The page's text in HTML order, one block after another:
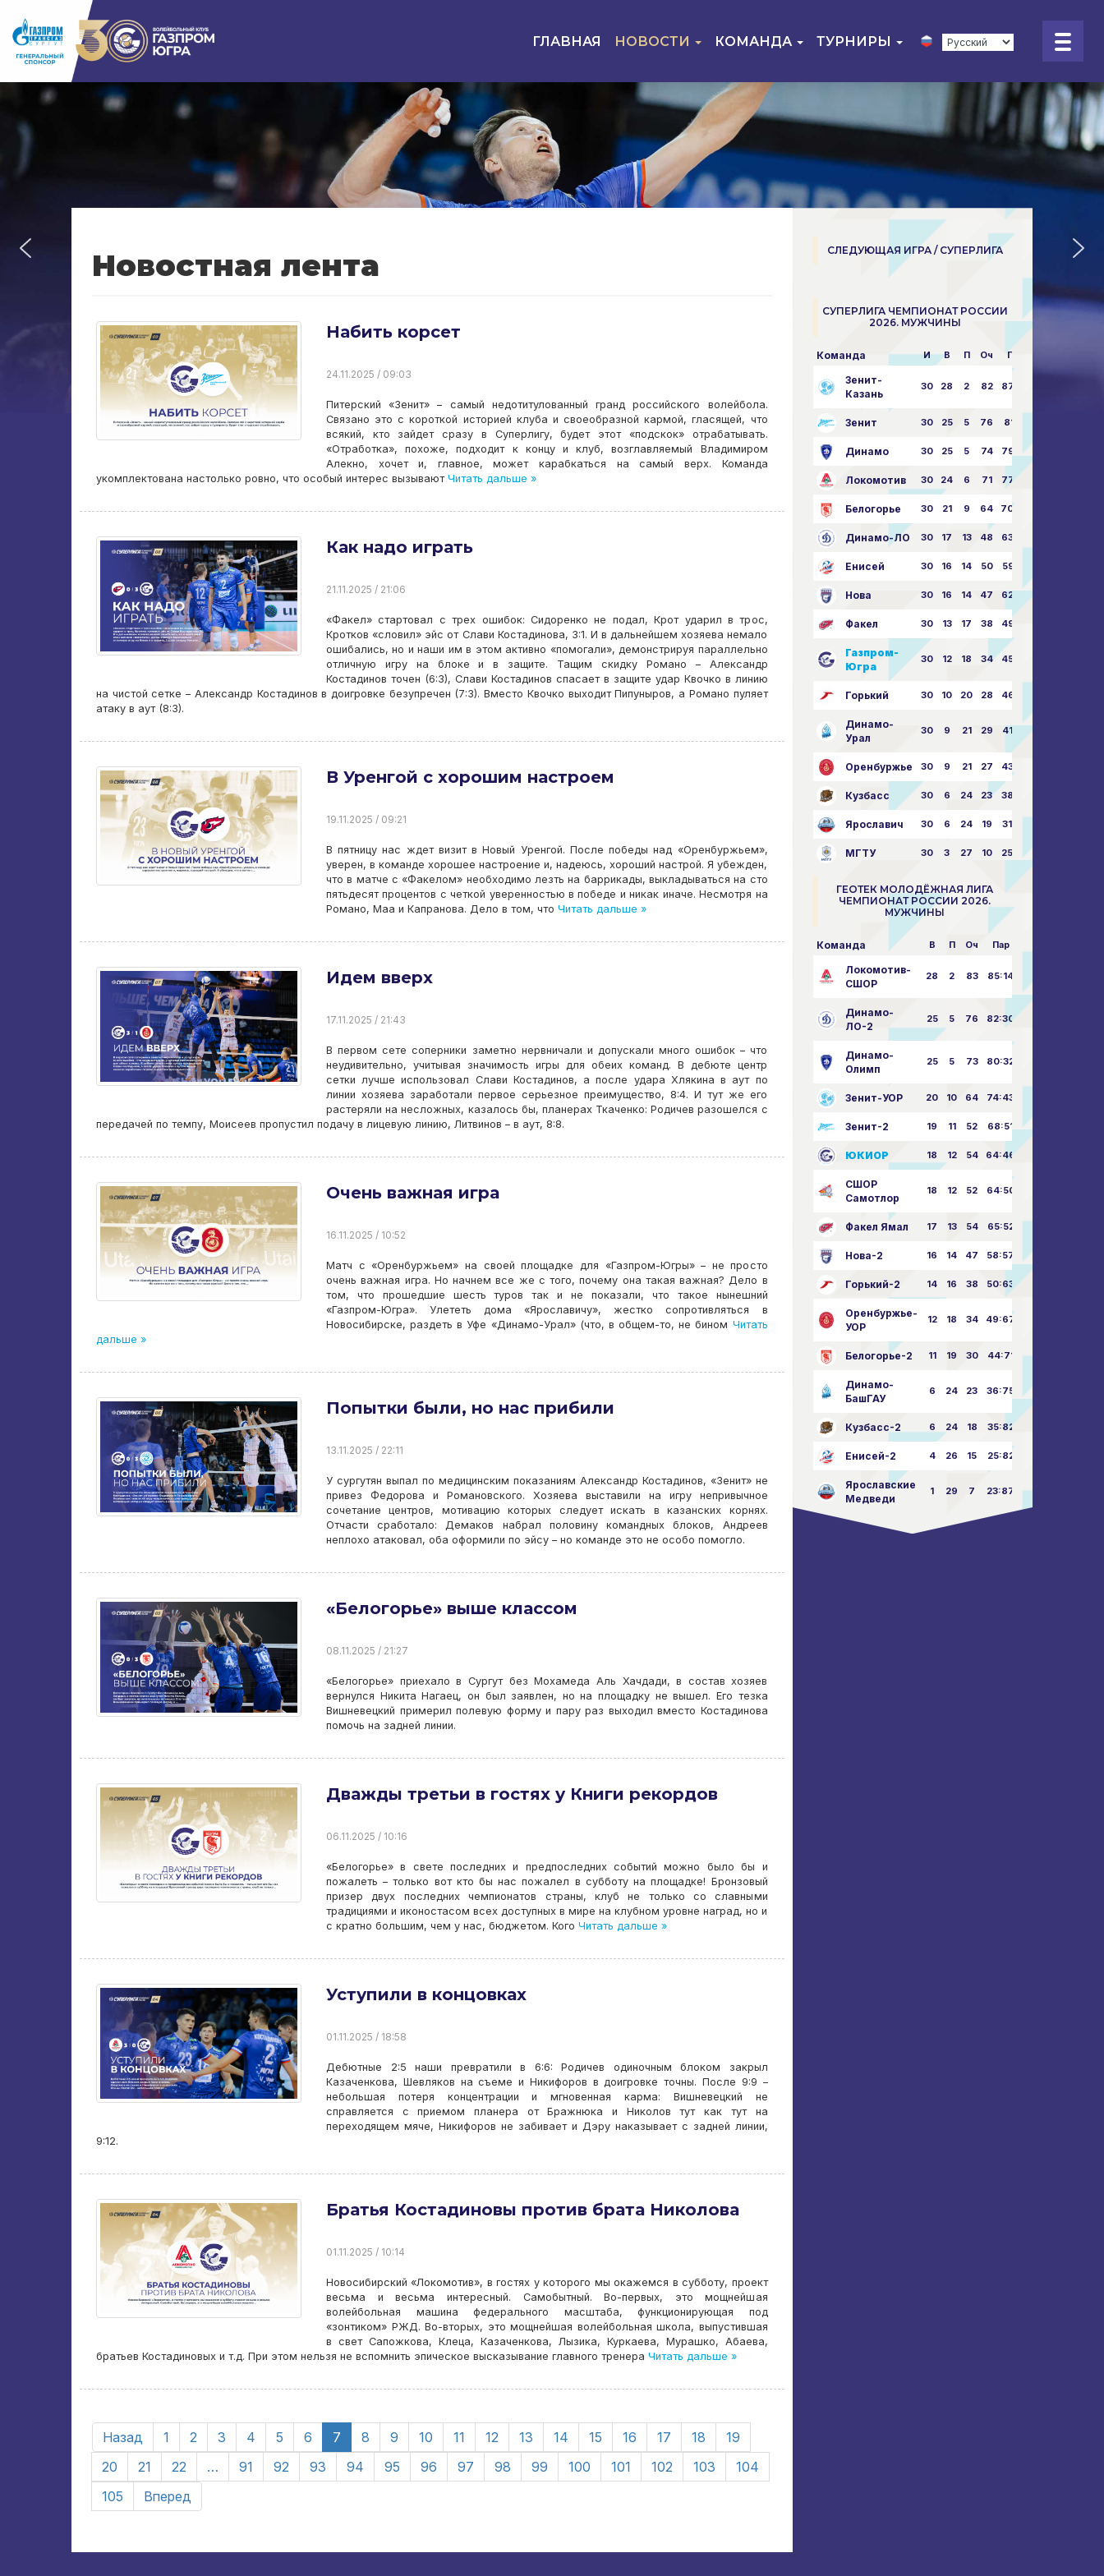
ГЛАВНАЯ НОВОСТИ КОМАНДА ТУРНИРЫ
Новостная лента
Набить корсет
24.11.2025 / 09:03
Питерский «Зенит» – самый недотитулованный гранд российского волейбола.
Связано это с короткой историей клуба и своеобразной кармой, гласящей, что
всякий, кто зайдет сразу в Суперлигу, будет этот «подскок» отрабатывать.
«Отработка», похоже, подходит к концу и клуб, возглавляемый Владимиром
Алекно, хочет и, главное, может карабкаться на самый верх. Команда
укомплектована настолько ровно, что особый интерес вызываютЧитать дальше »
Как надо играть
21.11.2025 / 21:06
«Факел» стартовал с трех ошибок: Сидоренко не подал, Крот ударил в трос,
Кротков «словил» эйс от Слави Костадинова, 3:1. И в дальнейшем хозяева немало
ошибались, но и наши им в этом активно «помогали», демонстрируя параллельно
отличную игру на блоке и в защите. Тащим скидку Романо – Александр
Костадинов точен (6:3), Слави Костадинов спасает в защите удар Квочко в линию
на чистой сетке – Александр Костадинов в доигровке безупречен (7:3). Вместо Квочко выходит Пипуныров, а Романо пуляет
атаку в аут (8:3).
В Уренгой с хорошим настроем
19.11.2025 / 09:21
В пятницу нас ждет визит в Новый Уренгой. После победы над «Оренбуржьем»,
уверен, в команде хорошее настроение и, надеюсь, хороший настрой. Я убежден,
что в матче с «Факелом» необходимо лезть на баррикады, выкладываться на сто
пятьдесят процентов с четкой уверенностью в победе и никак иначе. Несмотря на
Романо, Маа и Капранова. Дело в том, что Читать дальше »
Идем вверх
17.11.2025 / 21:43
В первом сете соперники заметно нервничали и допускали много ошибок – что
неудивительно, учитывая значимость игры для обеих команд. В дебюте центр
сетки лучше использовал Слави Костадинов, а после удара Хлякина в аут по
линии хозяева заработали первое серьезное преимущество, 8:4. И тут же его
растеряли на несложных, казалось бы, планерах Ткаченко: Родичев разошелся с
передачей по темпу, Моисеев пропустил подачу в лицевую линию, Литвинов – в аут, 8:8.
Очень важная игра
16.11.2025 / 10:52
Матч с «Оренбуржьем» на своей площадке для «Газпром-Югры» – не просто
очень важная игра. Но начнем все же с того, почему она такая важная? Дело в
том, что прошедшие шесть туров так и не показали, что такое нынешний
«Газпром-Югра». Улететь дома «Ярославичу», жестко сопротивляться в
Новосибирске, раздеть в Уфе «Динамо-Урал» (что, в общем-то, не бином Читать
дальше »
Попытки были, но нас прибили
13.11.2025 / 22:11
У сургутян выпал по медицинским показаниям Александр Костадинов, «Зенит» не
привез Федорова и Романовского. Хозяева выставили на игру непривычное
сочетание центров, мотивацию которых следует искать в казанских корнях.
Отчасти сработало: Демаков набрал половину командных блоков, Андреев
неплохо атаковал, оба оформили по эйсу – но команде это не особо помогло.
«Белогорье» выше классом
08.11.2025 / 21:27
«Белогорье» приехало в Сургут без Мохамеда Аль Хачдади, в состав хозяев
вернулся Никита Нагаец, он был заявлен, но на площадку не вышел. Его тезка
Вишневецкий примерил полевую форму и пару раз выходил вместо Костадинова
помочь на задней линии.
Дважды третьи в гостях у Книги рекордов
06.11.2025 / 10:16
«Белогорье» в свете последних и предпоследних событий можно было бы и
пожалеть – только вот кто бы нас пожалел в субботу на площадке! Бронзовый
призер двух последних чемпионатов страны, клуб не только со славными
традициями и иконостасом всех доступных в мире на клубном уровне наград, но и
с кратно большим, чем у нас, бюджетом. Кого Читать дальше »
Уступили в концовках
01.11.2025 / 18:58
Дебютные 2:5 наши превратили в 6:6: Родичев одиночным блоком закрыл
Казаченкова, Шевляков на съеме и Никифоров в доигровке точны. После 9:9 –
небольшая потеря концентрации и мгновенная карма: Вишневецкий не
справляется с приемом планера от Бражнюка и Николов тут как тут на
переходящем мяче, Никифоров не забивает и Дэру наказывает с задней линии,
9:12.
Братья Костадиновы против брата Николова
01.11.2025 / 10:14
Новосибирский «Локомотив», в гостях у которого мы окажемся в субботу, проект
весьма и весьма интересный. Самобытный. Во-первых, это мощнейшая
волейбольная машина федерального масштаба, функционирующая под
«зонтиком» РЖД. Во-вторых, это мощнейшая волейбольная школа, выпустившая
в свет Сапожкова, Клеца, Казаченкова, Лызика, Куркаева, Мурашко, Абаева,
братьев Костадиновых и т.д. При этом нельзя не вспомнить эпическое высказывание главного тренера Читать дальше »
Назад 1 2 3 4 5 6 7 8 9 10 11 12 13 14 15 16 17 18
19
20
21 22 … 91 92 93 94 95 96 97 98 99 100 101 102 103
104
105
Вперед
СЛЕДУЮЩАЯ ИГРА / СУПЕРЛИГА
СУПЕРЛИГА ЧЕМПИОНАТ РОССИИ
2026. МУЖЧИНЫ
Команда И В П Оч Пар
Зенит-
Казань
30 28 2 82 87:24
Зенит 30 25 5 76 81:21
Динамо 30 25 5 74 79:26
Локомотив 30 24 6 71 77:33
Белогорье 30 21 9 64 70:40
Динамо-ЛО 30 17 13 48 63:57
Енисей 30 16 14 50 59:53
Нова 30 16 14 47 62:58
Факел 30 13 17 38 49:62
Газпром-
Югра
30 12 18 34 45:63
Горький 30 10 20 28 46:73
Динамо-
Урал
30 9 21 29 41:70
Оренбуржье 30 9 21 27 43:73
Кузбасс 30 6 24 23 38:76
Ярославич 30 6 24 19 31:80
МГТУ 30 3 27 10 25:87
ГЕОТЕК МОЛОДЁЖНАЯ ЛИГА
ЧЕМПИОНАТ РОССИИ 2026.
МУЖЧИНЫ
Команда В П Оч Пар
Локомотив-
СШОР
28 2 83 85:14
Динамо-
ЛО-2
25 5 76 82:30
Динамо-
Олимп
25 5 73 80:32
Зенит-УОР 20 10 64 74:43
Зенит-2 19 11 52 68:51
ЮКИОР 18 12 54 64:46
СШОР
Самотлор
18 12 52 64:50
Факел Ямал 17 13 54 65:52
Нова-2 16 14 47 58:57
Горький-2 14 16 38 50:63
Оренбуржье-
УОР
12 18 34 49:67
Белогорье-2 11 19 30 44:71
Динамо-
БашГАУ
6 24 23 36:75
Кузбасс-2 6 24 18 35:82
Енисей-2 4 26 15 25:82
Ярославские
Медведи
1 29 7 23:87